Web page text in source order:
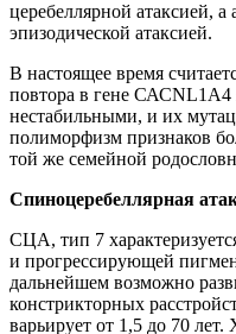
церебеллярной атаксией,
эпизодической атаксией.
В настоящее время
повтора в гене САСNL1А4
нестабильными, и их
полиморфизм признаков
той же семейной
Спиноцеребеллярная
СЦА, тип 7
и прогрессирующей
дальнейшем возможно
констрикторных
варьирует от 1,5 до 70